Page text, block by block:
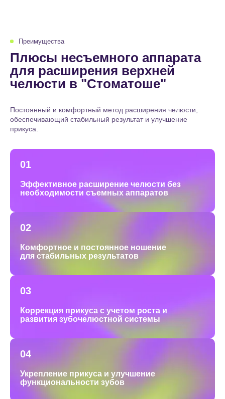
Преимущества
Плюсы несъемного аппарата
для расширения верхней
челюсти в "Стоматоше"
Постоянный и комфортный метод расширения челюсти,
обеспечивающий стабильный результат и улучшение
прикуса.
01
Эффективное расширение челюсти без
необходимости съемных аппаратов
02
Комфортное и постоянное ношение
для стабильных результатов
03
Коррекция прикуса с учетом роста и
развития зубочелюстной системы
04
Укрепление прикуса и улучшение
функциональности зубов